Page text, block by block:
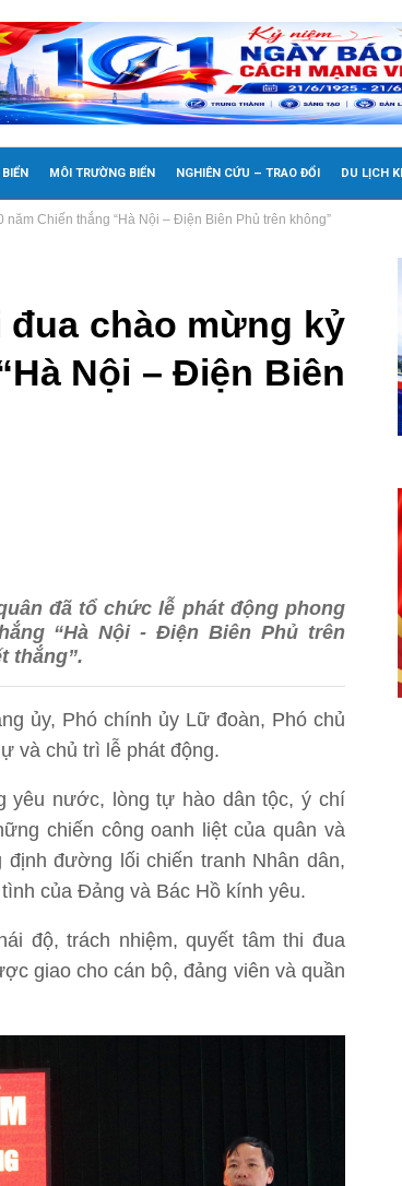
MÔI TRƯỜNG BIỂN NGHIÊN CỨU – TRAO ĐỔI DU LỊCH
Chiến thắng “Hà Nội – Điện Biên Phủ trên không”
chào mừng kỷ
Nội – Điện Biên
đã tổ chức lễ phát động phong
“Hà Nội - Điện Biên Phủ trên
thắng”.
ủy, Phó chính ủy Lữ đoàn, Phó chủ
và chủ trì lễ phát động.
yêu nước, lòng tự hào dân tộc, ý chí
chiến công oanh liệt của quân và
đường lối chiến tranh Nhân dân,
của Đảng và Bác Hồ kính yêu.
độ, trách nhiệm, quyết tâm thi đua
giao cho cán bộ, đảng viên và quần